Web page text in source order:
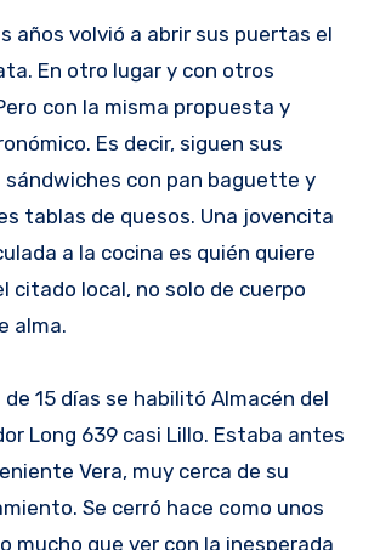
En otro lugar y con otros
con la misma propuesta y
Es decir, siguen sus
con pan baguette y
tablas de quesos. Una jovencita
a la cocina es quién quiere
citado local, no solo de cuerpo
alma.
de 15 días se habilitó Almacén del
Long 639 casi Lillo. Estaba antes
Vera, muy cerca de su
Se cerró hace como unos
mucho que ver con la inesperada